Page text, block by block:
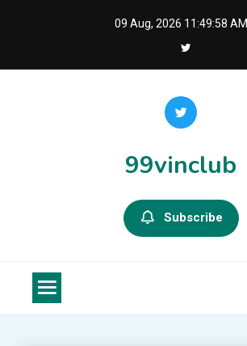
09 Aug, 2026 11:49:59 AM
99vinclub
Subscribe